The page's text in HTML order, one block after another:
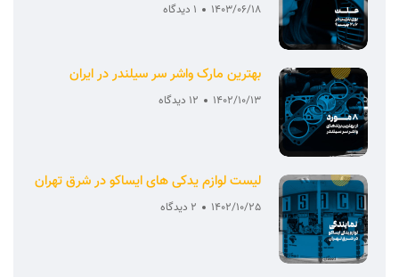
1403/06/18 1 دیدگاه
بهترین مارک واشر سر سیلندر در ایران
1402/10/13 12 دیدگاه
لیست لوازم یدکی های ایساکو در شرق تهران
1402/10/25 2 دیدگاه